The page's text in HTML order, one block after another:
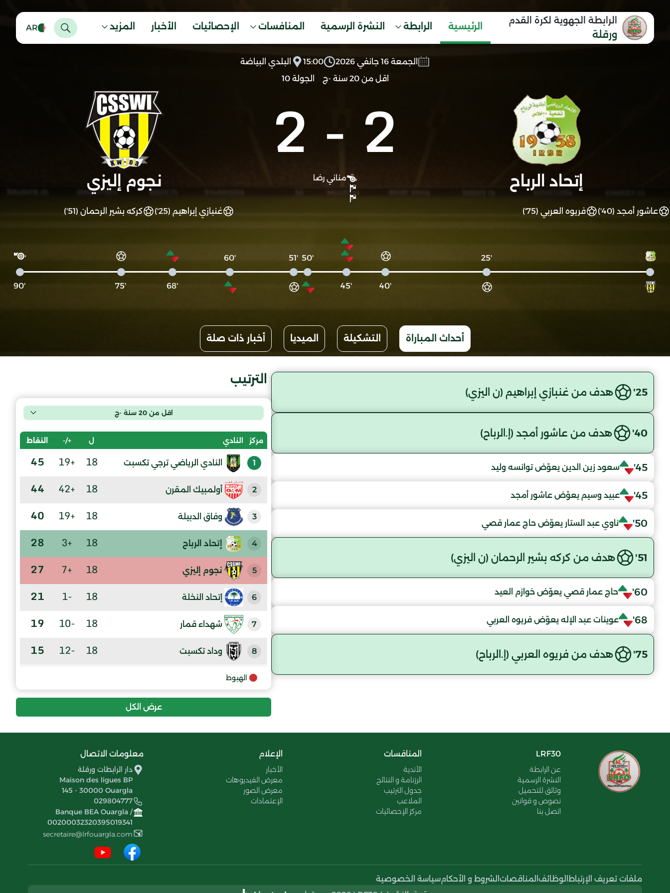
الرابطة الجهوية لكرة القدم
ورقلة
الرئيسية الرابطة النشرة الرسمية المنافسات الإحصائيات الأخبار المزيد AR
الجمعة 16 جانفي 2026 15:00
البلدي البياضة
اقل من 20 سنة -ج
الجولة 10
إتحاد الرباح
2
-
2
مناني رضا نجوم إليزي
عاشور أمجد (40') فريوه العربي (75') غنبازي إبراهيم (25') كركه بشير الرحمان (51')
'25
'40
'45
'50
'51
'60
'68
'75
'90
أحداث المباراة التشكيلة الميديا أخبار ذات صلة
25' هدف من غنبازي إبراهيم (ن اليزي)
40' هدف من عاشور أمجد (إ.الرباح)
45' سعود زين الدين يعوّض توانسه وليد
45' عبيد وسيم يعوّض عاشور أمجد
50' ناوي عبد الستار يعوّض حاج عمار قصي
51' هدف من كركه بشير الرحمان (ن اليزي)
60' حاج عمار قصي يعوّض خوازم العيد
68' عوينات عبد الإله يعوّض فريوه العربي
75' هدف من فريوه العربي (إ.الرباح)
الترتيب
اقل من 20 سنة -ج
مركز النادي ل +/- النقاط
1 النادي الرياضي ترجي تكسبت 18
+19
45
2 أولمبيك المقرن 18
+42
44
3 وفاق الدبيلة 18
+19
40
4 إتحاد الرباح 18
+3
28
5 نجوم إليزي 18
+7
27
6 إتحاد النخلة 18
-1
21
7 شهداء قمار 18
-10
19
8 وداد تكسبت 18
-12
15
9 الهبوط
عرض الكل
LRF30
عن الرابطة
النشرة الرسمية
وثائق للتحميل
نصوص و قوانين
اتصل بنا
المنافسات
الأندية
الرزنامة و النتائج
جدول الترتيب
الملاعب
مركز الإحصائيات
الإعلام
الأخبار
معرض الفيديوهات
معرض الصور
الإعتمادات
معلومات الاتصال
دار الرابطات ورقلة
Maison des ligues BP
145 - 30000 Ouargla
029804777
Banque BEA Ouargla /
00200032320395019341
secretaire@lrfouargla.com
ملفات تعريف الإرتباط الوظائف المناقصات الشروط و الأحكامسياسة الخصوصية